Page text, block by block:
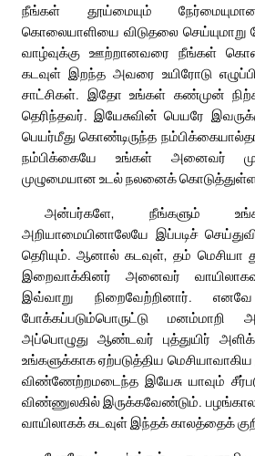
நீங்கள் தூய்மையும்
கொலையாளியை விடுதலை
வாழ்வுக்கு ஊற்றானவரை நீங்கள்
கடவுள் இறந்த அவரை உயிரோடு
சாட்சிகள். இதோ உங்கள் கண்முன்
தெரிந்தவர். இயேசுவின் பெயரே
பெயர்மீது கொண்டிருந்த
நம்பிக்கையே உங்கள் அனைவர்
முழுமையான உடல் நலனைக்
அன்பர்களே, நீங்களும்
அறியாமையினாலேயே இப்படிச்
தெரியும். ஆனால் கடவுள், தம் மெசியா
இறைவாக்கினர் அனைவர்
இவ்வாறு நிறைவேற்றினார்.
போக்கப்படும்பொருட்டு மனம்மாறி
அப்பொழுது ஆண்டவர் புத்துயிர்
உங்களுக்காக ஏற்படுத்திய
விண்ணேற்றமடைந்த இயேசு யாவும்
விண்ணுலகில் இருக்கவேண்டும்.
வாயிலாகக் கடவுள் இந்தக் காலத்தைக்